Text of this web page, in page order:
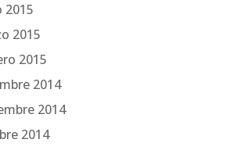
2015
2015
2015
2014
2014
2014